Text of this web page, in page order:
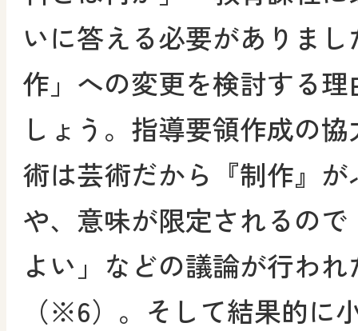
いに答える必要がありま
作」への変更を検討する
しょう。指導要領作成の
術は芸術だから『制作』
や、意味が限定されるの
よい」などの議論が行わ
（※6）。そして結果的に